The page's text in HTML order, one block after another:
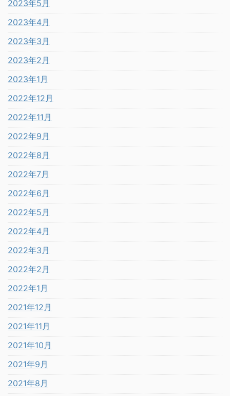
2023年5月
2023年4月
2023年3月
2023年2月
2023年1月
2022年12月
2022年11月
2022年9月
2022年8月
2022年7月
2022年6月
2022年5月
2022年4月
2022年3月
2022年2月
2022年1月
2021年12月
2021年11月
2021年10月
2021年9月
2021年8月